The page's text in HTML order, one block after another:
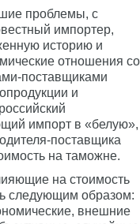
проблемы, с
импортер,
историю и
отношения со
поставщиками
и
импорт в «белую»,
поставщика
на таможне.
на стоимость
следующим образом:
внешние